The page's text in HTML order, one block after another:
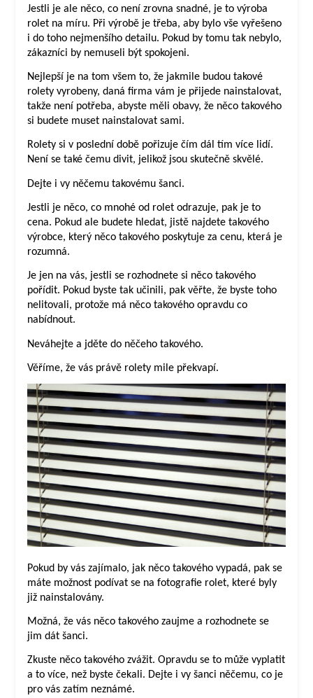
Jestli je ale něco, co není zrovna snadné, je to výroba
rolet na míru. Při výrobě je třeba, aby bylo vše vyřešeno
i do toho nejmenšího detailu. Pokud by tomu tak nebylo,
zákazníci by nemuseli být spokojeni.
Nejlepší je na tom všem to, že jakmile budou takové
rolety vyrobeny, daná firma vám je přijede nainstalovat,
takže není potřeba, abyste měli obavy, že něco takového
si budete muset nainstalovat sami.
Rolety si v poslední době pořizuje čím dál tím více lidí.
Není se také čemu divit, jelikož jsou skutečně skvělé.
Dejte i vy něčemu takovému šanci.
Jestli je něco, co mnohé od rolet odrazuje, pak je to
cena. Pokud ale budete hledat, jistě najdete takového
výrobce, který něco takového poskytuje za cenu, která je
rozumná.
Je jen na vás, jestli se rozhodnete si něco takového
pořídit. Pokud byste tak učinili, pak věřte, že byste toho
nelitovali, protože má něco takového opravdu co
nabídnout.
Neváhejte a jděte do něčeho takového.
Věříme, že vás právě rolety mile překvapí.
Pokud by vás zajímalo, jak něco takového vypadá, pak se
máte možnost podívat se na fotografie rolet, které byly
již nainstalovány.
Možná, že vás něco takového zaujme a rozhodnete se
jim dát šanci.
Zkuste něco takového zvážit. Opravdu se to může vyplatit
a to více, než byste čekali. Dejte i vy šanci něčemu, co je
pro vás zatím neznámé.